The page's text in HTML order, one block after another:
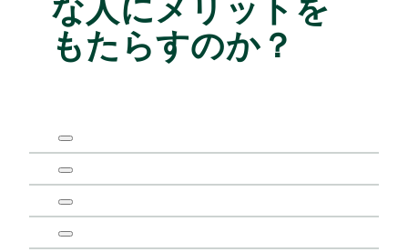
な人にメリットを
もたらすのか？